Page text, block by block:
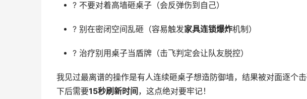
? 不要对着高墙砸桌子（会反弹伤到自己）
? 别在密闭空间乱砸（容易触发家具连锁爆炸机制）
? 治疗别用桌子当盾牌（击飞判定会让队友脱控）
我见过最离谱的操作是有人连续砸桌子想造防御墙，结果被对面逐
下后需要15秒刷新时间 ，这点绝对要牢记！